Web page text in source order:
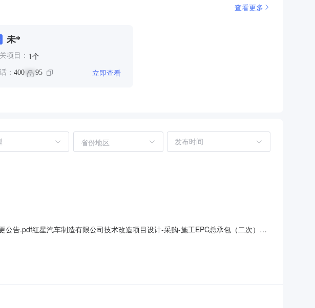
查看更多
未*
项目： 1个
： 400 *** 95 立即查看
省份地区
告.pdf红星汽车制造有限公司技术改造项目设计-采购-施工EPC总承包（二次）变